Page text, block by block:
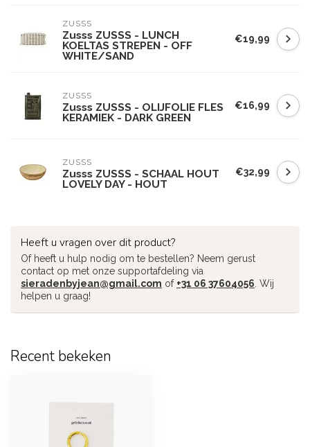
ZUSSS
Zusss ZUSSS - LUNCH
KOELTAS STREPEN - OFF
WHITE/SAND
€19,99
ZUSSS
Zusss ZUSSS - OLIJFOLIE FLES
KERAMIEK - DARK GREEN
€16,99
ZUSSS
Zusss ZUSSS - SCHAAL HOUT
LOVELY DAY - HOUT
€32,99
Heeft u vragen over dit product?
Of heeft u hulp nodig om te bestellen? Neem gerust
contact op met onze supportafdeling via
sieradenbyjean@gmail.com of +31 06 37604056 . Wij
helpen u graag!
Recent bekeken